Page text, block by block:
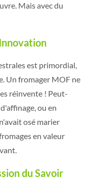
Mais avec du
est primordial,
Un fromager MOF ne
réinvente ! Peut-
ou en
osé marier
en valeur
du Savoir